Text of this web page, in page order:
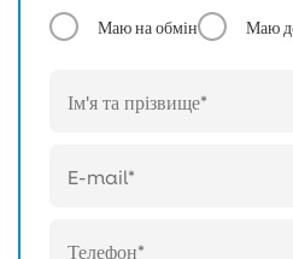
Маю на обмін Маю